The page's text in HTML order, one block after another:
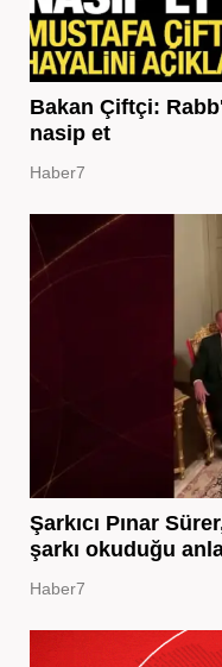
Bakan Çiftçi:
nasip et
Haber7
Şarkıcı Pınar
şarkı okuduğu
Haber7